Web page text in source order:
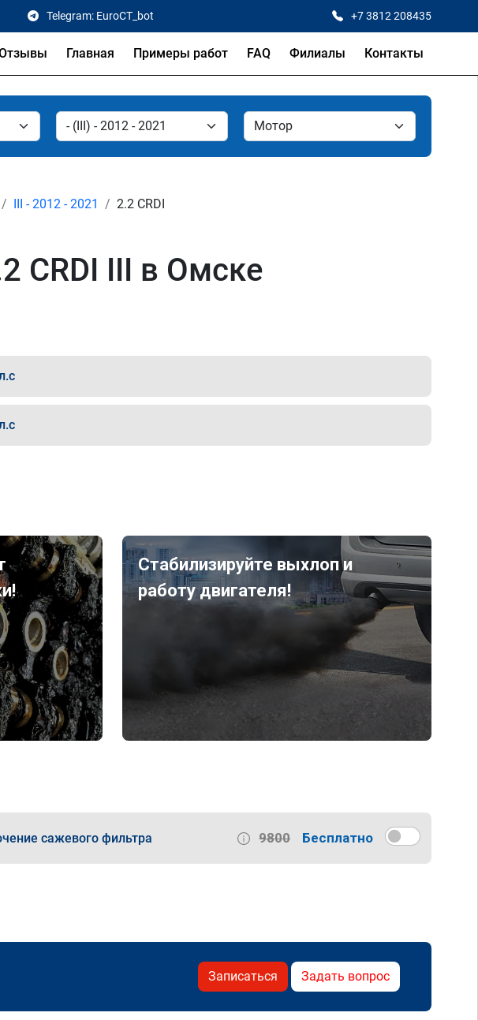
Telegram: EuroCT_bot +7 3812 208435
Главная Примеры работ FAQ Филиалы Контакты
III - 2012 - 2021 2.2 CRDI
CRDI III в Омске
Стабилизируйте выхлоп и
работу двигателя!
сажевого фильтра 9800 Бесплатно
Записаться Задать вопрос